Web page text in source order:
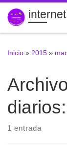
Saltar al
Inicio » 2015 »
diarios:
1 entrada